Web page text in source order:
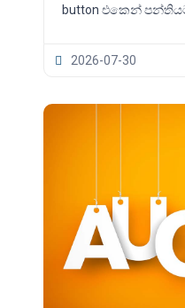
button එකෙන්
2026-07-30